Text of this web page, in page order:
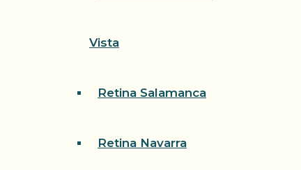
Vista
Retina Salamanca
Retina Navarra